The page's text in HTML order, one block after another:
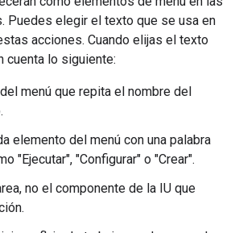
Puedes elegir el texto que se usa en
acciones. Cuando elijas el texto
cuenta lo siguiente:
menú que repita el nombre del
elemento del menú con una palabra
"Ejecutar", "Configurar" o "Crear".
no el componente de la IU que